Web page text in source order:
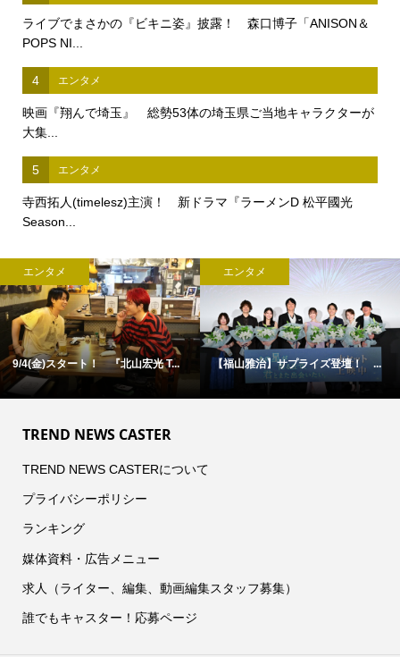
ライブでまさかの『ビキニ姿』披露！ 森口博子「ANISON＆
POPS NI...
4 エンタメ
映画『翔んで埼玉』 総勢53体の埼玉県ご当地キャラクターが
大集...
5 エンタメ
寺西拓人(timelesz)主演！ 新ドラマ『ラーメンD 松平國光
Season...
エンタメ
【福山雅治】サプライズ登壇！ ...
エンタメ
古舘佑太郎×山下幸輝×平子祐希 ...
TREND NEWS CASTER
TREND NEWS CASTERについて
プライバシーポリシー
ランキング
媒体資料・広告メニュー
求人（ライター、編集、動画編集スタッフ募集）
誰でもキャスター！応募ページ